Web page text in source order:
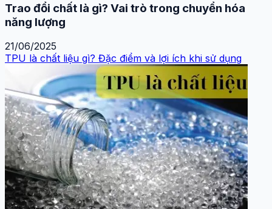
Trao đổi chất là gì? Vai trò trong chuyển hóa
năng lượng
21/06/2025
TPU là chất liệu gì? Đặc điểm và lợi ích khi sử dụng